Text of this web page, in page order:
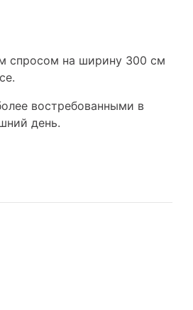
спросом на ширину 300 см
востребованными в
день.